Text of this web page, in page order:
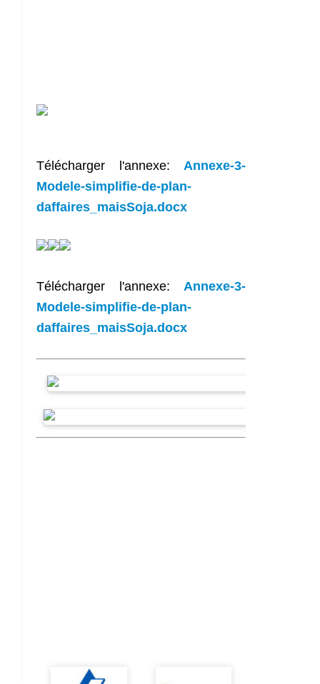
Télécharger l'annexe: Annexe-3-
Modele-simplifie-de-plan-
daffaires_maisSoja.docx
Télécharger l'annexe: Annexe-3-
Modele-simplifie-de-plan-
daffaires_maisSoja.docx